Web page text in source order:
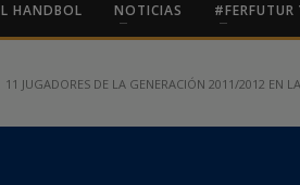
HANDBOL NOTICIAS
11 JUGADORES DE LA GENERACIÓN 2011/2012 EN